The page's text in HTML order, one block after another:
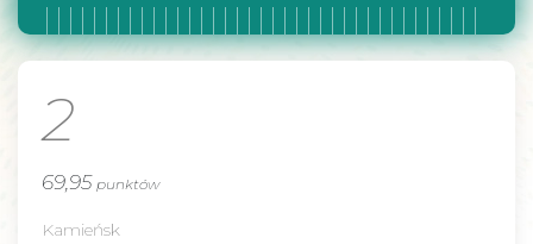
2
69,95 punktów
Kamieńsk